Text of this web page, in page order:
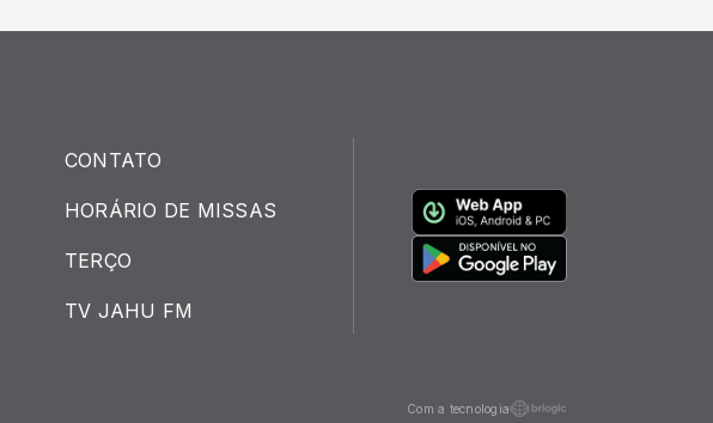
CONTATO
HORÁRIO DE MISSAS
TERÇO
TV JAHU FM
Com a tecnologia